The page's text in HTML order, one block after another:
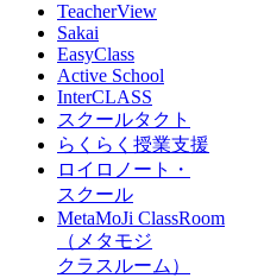
TeacherView
Sakai
EasyClass
Active School
InterCLASS
スクールタクト
らくらく授業支援
ロイロノート・
スクール
MetaMoJi ClassRoom
（メタモジ
クラスルーム）